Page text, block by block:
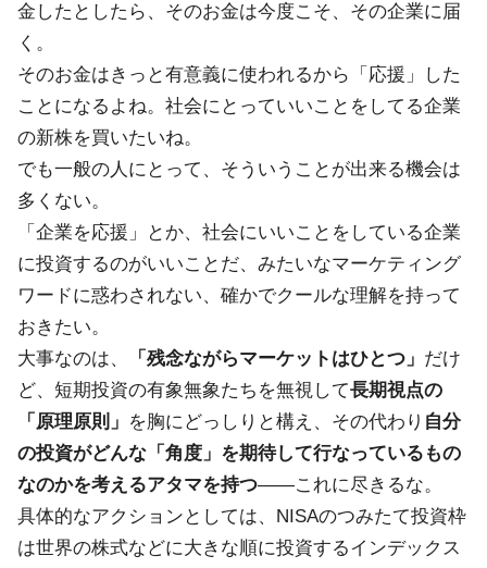
金したとしたら、そのお金は今度こそ、その企業に届
く。
そのお金はきっと有意義に使われるから「応援」した
ことになるよね。社会にとっていいことをしてる企業
の新株を買いたいね。
でも一般の人にとって、そういうことが出来る機会は
多くない。
「企業を応援」とか、社会にいいことをしている企業
に投資するのがいいことだ、みたいなマーケティング
ワードに惑わされない、確かでクールな理解を持って
おきたい。
大事なのは、
「残念ながらマーケットはひとつ」 だけ
ど、短期投資の有象無象たちを無視して長期視点の
「原理原則」 を胸にどっしりと構え、その代わり 自分
の投資がどんな「角度」を期待して行なっているもの
なのかを考えるアタマを持つ――これに尽きるな。
具体的なアクションとしては、NISAのつみたて投資枠
は世界の株式などに大きな順に投資するインデックス